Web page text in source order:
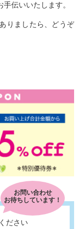
伝いいたします。
りましたら、どうぞ
お問い合わせ
お待ちしています！
ださい